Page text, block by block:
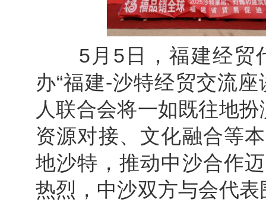
5月5日，福建经贸
办“福建-沙特经贸交流
人联合会将一如既往地
资源对接、文化融合等
地沙特，推动中沙合作
热烈，中沙双方与会代表